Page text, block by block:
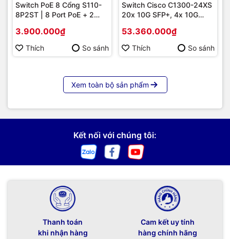
Switch PoE 8 Cổng S110-
8P2ST | 8 Port PoE + 2
3.900.000₫
Thích So sánh
Switch Cisco C1300-24XS
20x 10G SFP+, 4x 10G
Hàng chính hãng
53.360.000₫
Thích So sánh
Xem toàn bộ sản phẩm
Kết nối với chúng tôi:
Thanh toán
khi nhận hàng
Cam kết uy tính
hàng chính hãng